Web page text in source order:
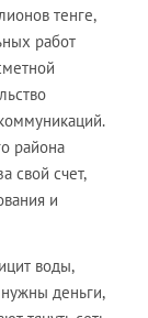
тенге,
работ
района
свой счет,
и
воды,
деньги,